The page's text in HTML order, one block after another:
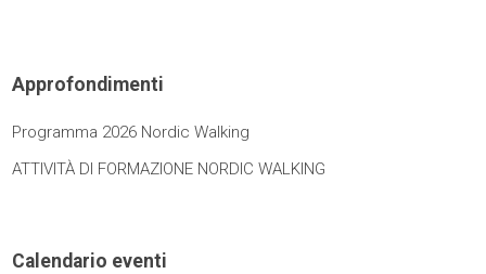
Approfondimenti
Programma 2026 Nordic Walking
ATTIVITÀ DI FORMAZIONE NORDIC WALKING
Calendario eventi